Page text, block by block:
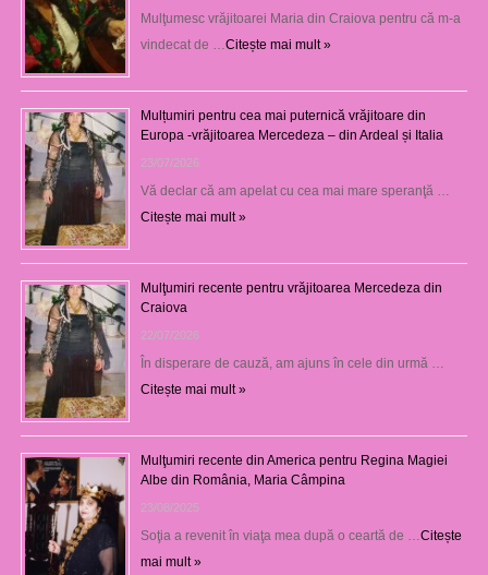
Mulţumesc vrăjitoarei Maria din Craiova pentru că m-a
vindecat de … Citește mai mult »
Mulțumiri pentru cea mai puternică vrăjitoare din
Europa -vrăjitoarea Mercedeza – din Ardeal și Italia
23/07/2026
Vă declar că am apelat cu cea mai mare speranţă …
Citește mai mult »
Mulţumiri recente pentru vrăjitoarea Mercedeza din
Craiova
22/07/2026
În disperare de cauză, am ajuns în cele din urmă …
Citește mai mult »
Mulţumiri recente din America pentru Regina Magiei
Albe din România, Maria Câmpina
23/08/2025
Soţia a revenit în viaţa mea după o ceartă de … Citește
mai mult »